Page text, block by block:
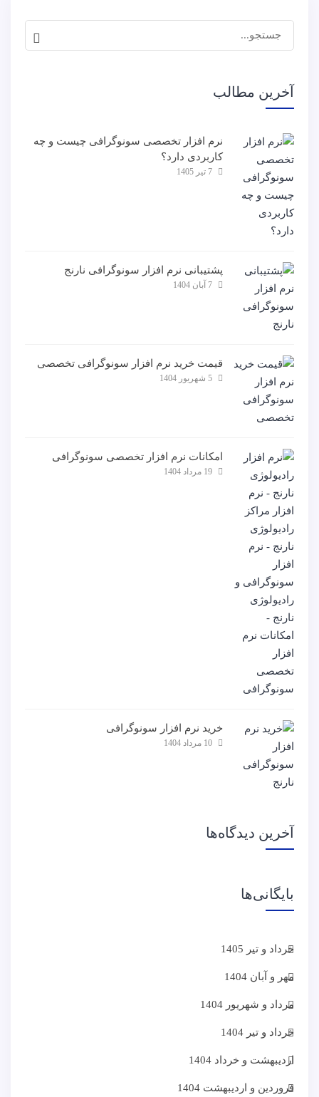
برای:
آخرین مطالب
نرم افزار تخصصی سونوگرافی چیست و چه
کاربردی دارد؟
پشتیبانی نرم افزار سونوگرافی نارنج
قیمت خرید نرم افزار سونوگرافی تخصصی
امکانات نرم افزار تخصصی سونوگرافی
خرید نرم افزار سونوگرافی
آخرین دیدگاه‌ها
بایگانی‌ها
خرداد و تیر 1405
مهر و آبان 1404
مرداد و شهریور 1404
خرداد و تیر 1404
اردیبهشت و خرداد 1404
فروردین و اردیبهشت 1404